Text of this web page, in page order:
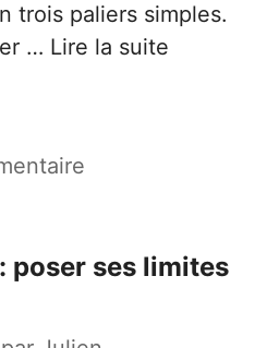
trois paliers simples.
… Lire la suite
poser ses limites